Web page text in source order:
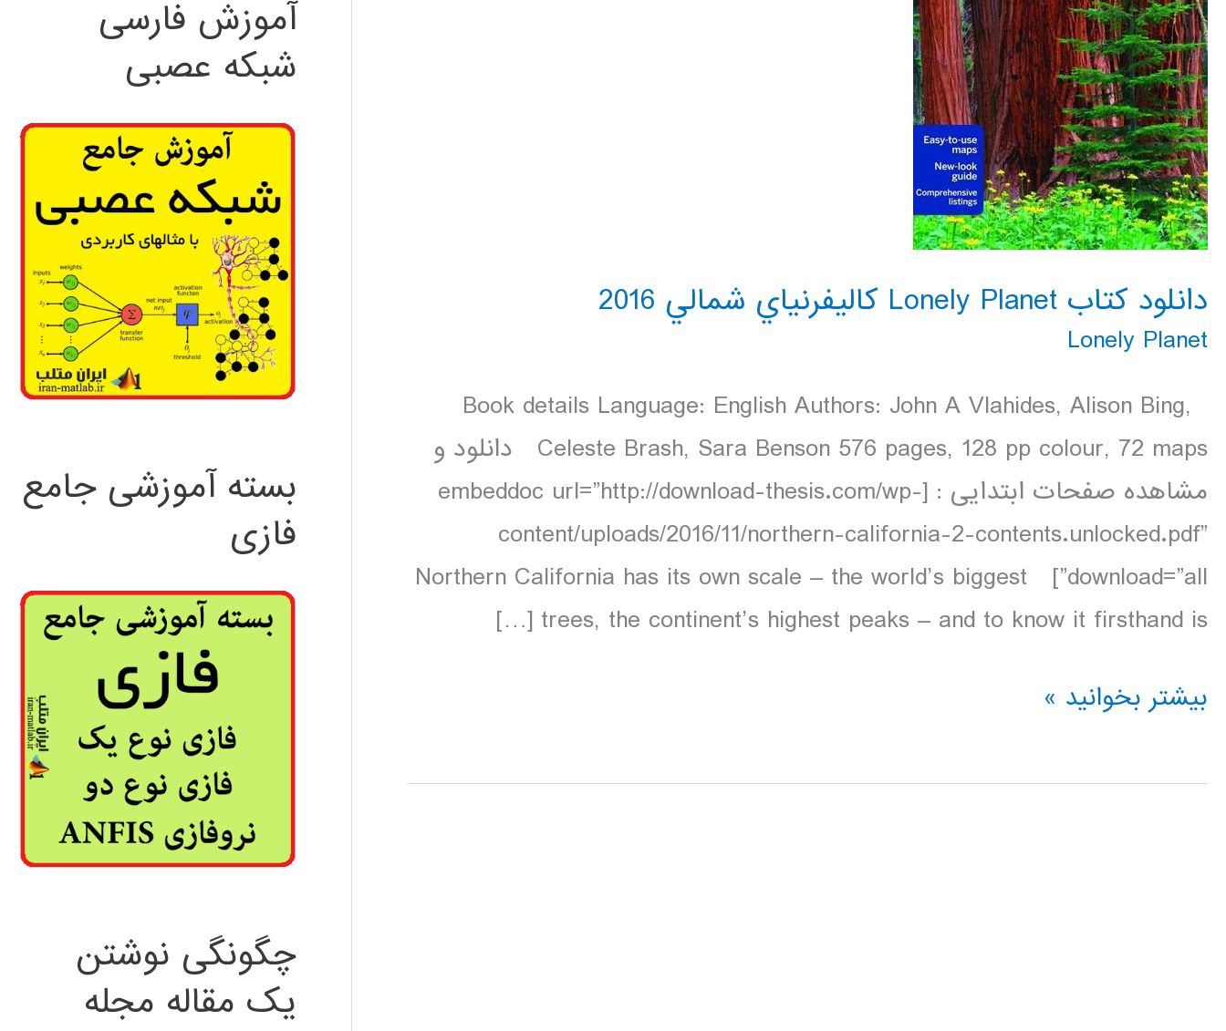
دانلود کتاب Lonely Planet كاليفرنياي شمالي 2016
Lonely Planet
Book details Language: English Authors: John A Vlahides, Alison Bing,
Celeste Brash, Sara Benson 576 pages, 128 pp colour, 72 maps دانلود و
مشاهده صفحات ابتدایی : [embeddoc url=”http://download-thesis.com/wp-
content/uploads/2016/11/northern-california-2-contents.unlocked.pdf”
download=”all”] Northern California has its own scale – the world’s biggest
trees, the continent’s highest peaks – and to know it firsthand is […]
دانلود
Lonely
بیشتر بخوانید »
آموزش فارسی
شبکه عصبی
بسته آموزشی جامع
فازی
چگونگی نوشتن
یک مقاله مجله